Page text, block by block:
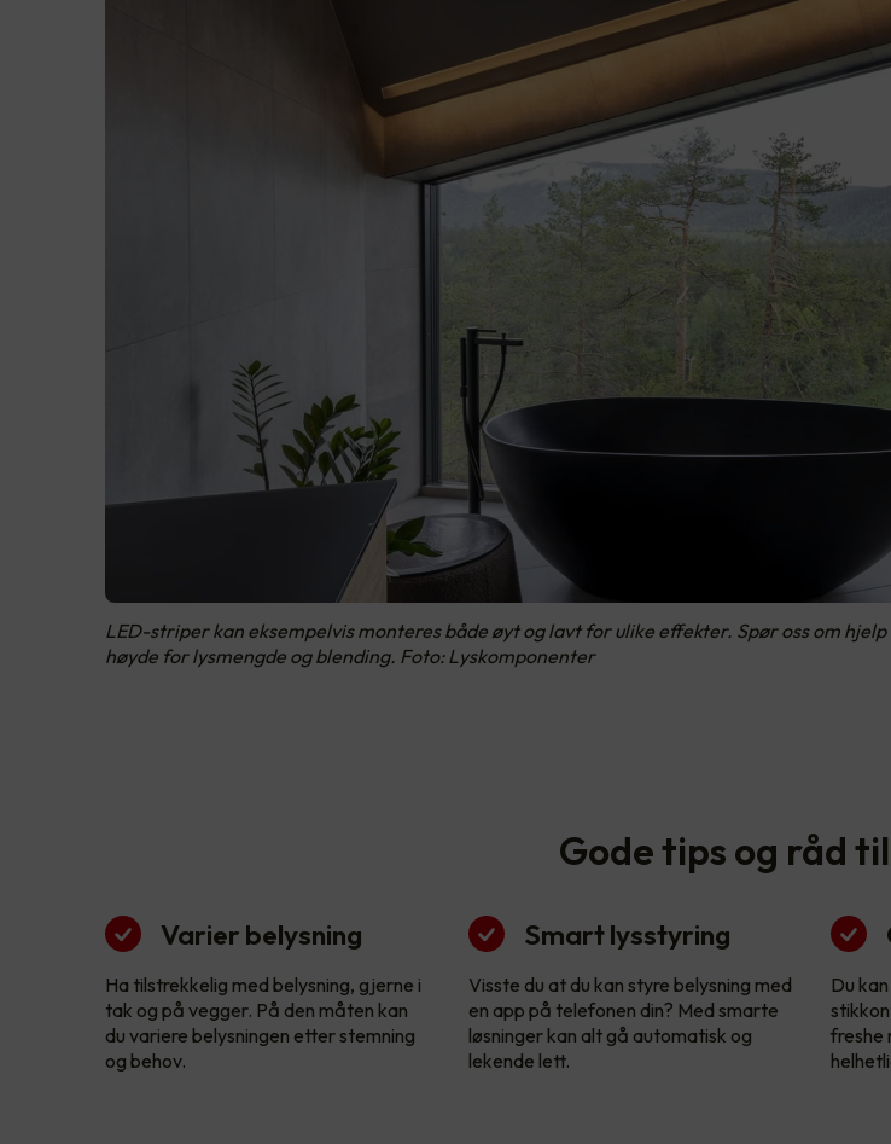
LED-striper kan eksempelvis monteres både øyt og lavt for ulike effekter. Spør oss om
høyde for lysmengde og blending. Foto: Lyskomponenter
Gode tips og råd
Varier belysning
Ha tilstrekkelig med belysning, gjerne i
tak og på vegger. På den måten kan
du variere belysningen etter stemning
og behov.
Smart lysstyring
Visste du at du kan styre belysning med
en app på telefonen din? Med smarte
løsninger kan alt gå automatisk og
lekende lett.
Du
freshe